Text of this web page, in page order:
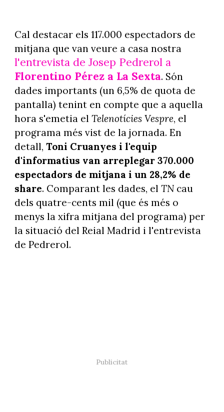
Cal destacar els 117.000 espectadors de
mitjana que van veure a casa nostra
l'entrevista de Josep Pedrerol a
Florentino Pérez a La Sexta. Són
dades importants (un 6,5% de quota de
pantalla) tenint en compte que a aquella
hora s'emetia el Telenotícies Vespre, el
programa més vist de la jornada. En
detall, Toni Cruanyes i l'equip
d'informatius van arreplegar 370.000
espectadors de mitjana i un 28,2% de
share. Comparant les dades, el TNcau
dels quatre-cents mil (que és més o
menys la xifra mitjana del programa) per
la situació del Reial Madrid i l'entrevista
de Pedrerol.